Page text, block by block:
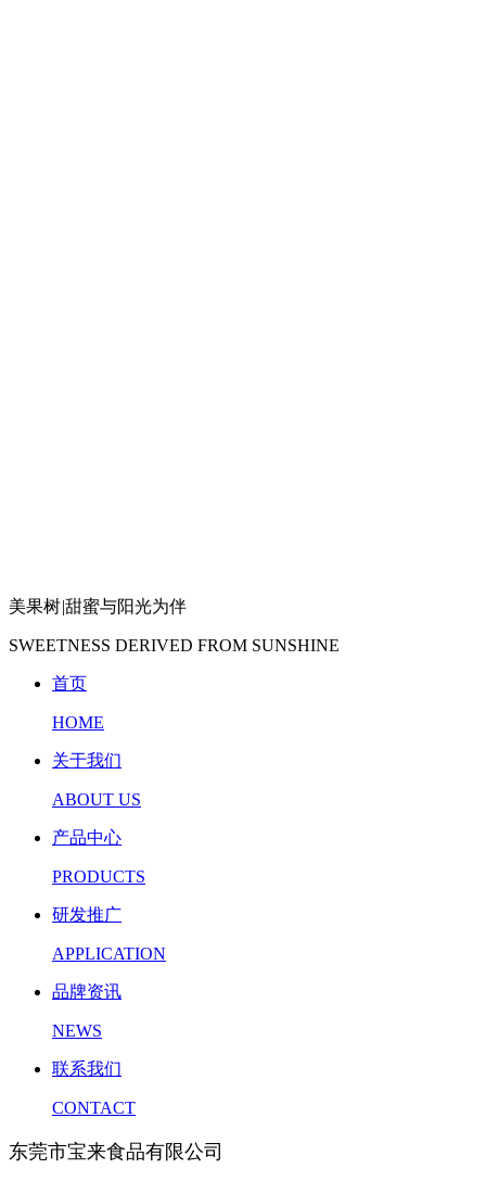
美果树|甜蜜与阳光为伴
SWEETNESS DERIVED FROM SUNSHINE
首页
HOME
关于我们
ABOUT US
产品中心
PRODUCTS
研发推广
APPLICATION
品牌资讯
NEWS
联系我们
CONTACT
东莞市宝来食品有限公司